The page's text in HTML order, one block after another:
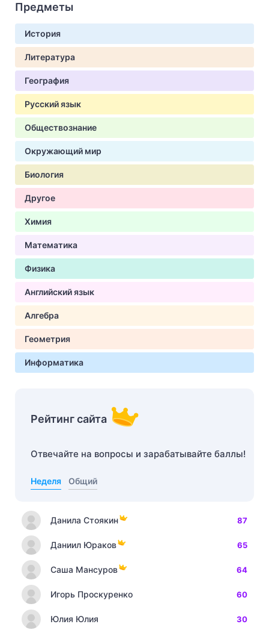
Предметы
История
Литература
География
Русский язык
Обществознание
Окружающий мир
Биология
Другое
Химия
Математика
Физика
Английский язык
Алгебра
Геометрия
Информатика
Рейтинг сайта
Отвечайте на вопросы и зарабатывайте баллы!
Неделя Общий
Данила Стоякин 87
Даниил Юраков 65
Саша Мансуров 64
Игорь Проскуренко 60
Юлия Юлия 30